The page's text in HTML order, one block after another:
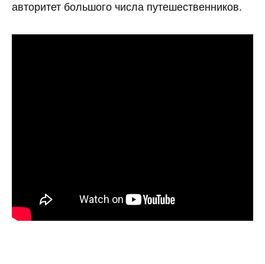
авторитет большого числа путешественников.